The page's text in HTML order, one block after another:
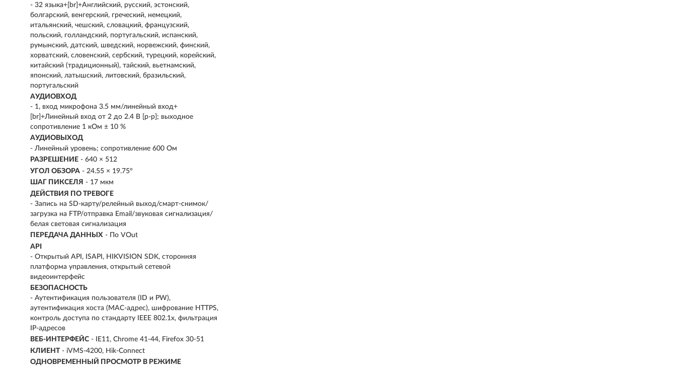
- 32 языка+[br]+Английский, русский, эстонский,
болгарский, венгерский, греческий, немецкий,
итальянский, чешский, словацкий, французский,
польский, голландский, португальский, испанский,
румынский, датский, шведский, норвежский, финский,
хорватский, словенский, сербский, турецкий, корейский,
китайский (традиционный), тайский, вьетнамский,
японский, латышский, литовский, бразильский,
португальский
АУДИОВХОД
- 1, вход микрофона 3.5 мм/линейный вход+
[br]+Линейный вход от 2 до 2.4 В [p-p]; выходное
сопротивление 1 кОм ± 10 %
АУДИОВЫХОД
- Линейный уровень; сопротивление 600 Ом
РАЗРЕШЕНИЕ - 640 × 512
УГОЛ ОБЗОРА - 24.55 × 19.75°
ШАГ ПИКСЕЛЯ - 17 мкм
ДЕЙСТВИЯ ПО ТРЕВОГЕ
- Запись на SD-карту/релейный выход/смарт-снимок/
загрузка на FTP/отправка Email/звуковая сигнализация/
белая световая сигнализация
ПЕРЕДАЧА ДАННЫХ - По VOut
API
- Открытый API, ISAPI, HIKVISION SDK, сторонняя
платформа управления, открытый сетевой
видеоинтерфейс
БЕЗОПАСНОСТЬ
- Аутентификация пользователя (ID и PW),
аутентификация хоста (MAC-адрес), шифрование HTTPS,
контроль доступа по стандарту IEEE 802.1x, фильтрация
IP-адресов
ВЕБ-ИНТЕРФЕЙС - IE11, Chrome 41-44, Firefox 30-51
КЛИЕНТ - iVMS-4200, Hik-Connect
ОДНОВРЕМЕННЫЙ ПРОСМОТР В РЕЖИМЕ